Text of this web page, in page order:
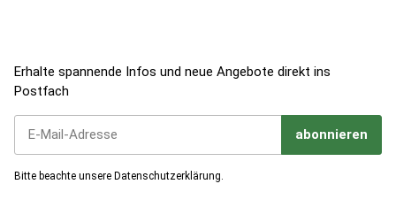
Erhalte spannende Infos und neue Angebote direkt ins
Postfach
abonnieren
Jetzt unseren Newsletter abonnieren
Bitte beachte unsere Datenschutzerklärung